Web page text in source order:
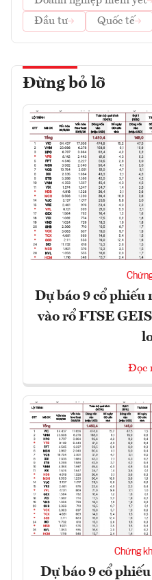
Đầu tư
Quốc tế
Đừng bỏ lỡ
Dự báo 9 cổ phiếu
vào rổ FTSE
Đọc
Chứng
Dự báo 9 cổ